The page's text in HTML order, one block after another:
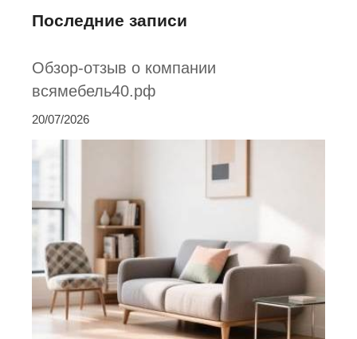
Последние записи
Обзор-отзыв о компании
всямебель40.рф
20/07/2026